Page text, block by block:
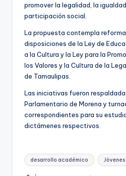
promover la legalidad, la
participación social.
La propuesta contempla
disposiciones de la Ley de
a la Cultura y la Ley para la
los Valores y la Cultura de la
de Tamaulipas.
Las iniciativas fueron
Parlamentario de Morena y
correspondientes para su
dictámenes respectivos.
Etiquetas:
desarrollo académico Jóvenes